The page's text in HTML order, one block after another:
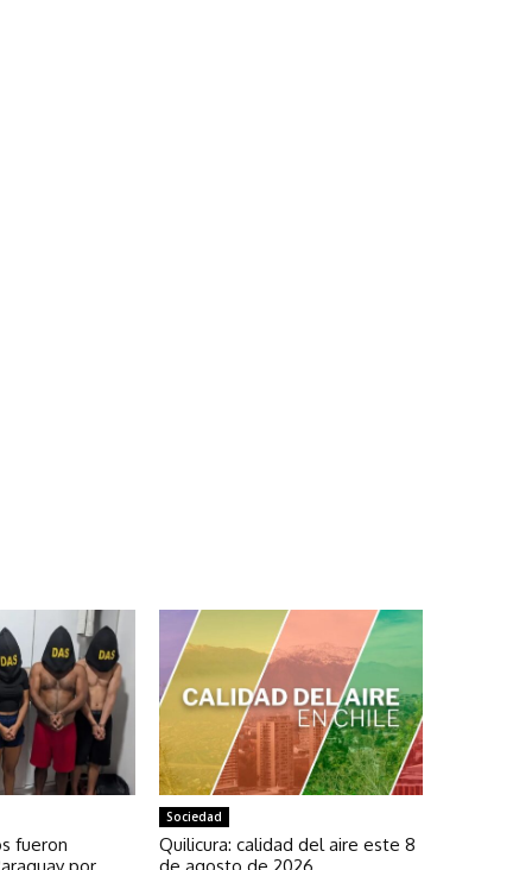
fueron
Sociedad
Quilicura: calidad del aire este 8